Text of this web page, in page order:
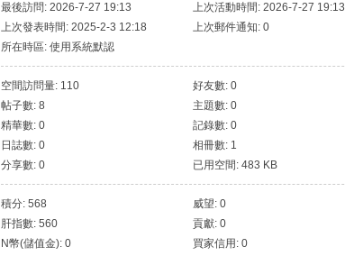
最後訪問: 2026-7-27 19:13
上次活動時間: 2026-7-27 19:13
上次發表時間: 2025-2-3 12:18
上次郵件通知: 0
所在時區: 使用系統默認
空間訪問量: 110
好友數: 0
帖子數: 8
主題數: 0
精華數: 0
記錄數: 0
日誌數: 0
相冊數: 1
分享數: 0
已用空間: 483 KB
積分: 568
威望: 0
肝指數: 560
貢獻: 0
N幣(儲值金): 0
買家信用: 0